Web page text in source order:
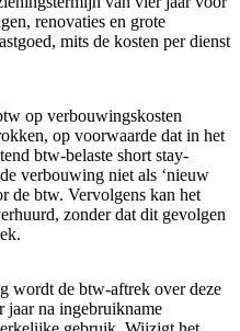
renovaties en grote
mits de kosten per dienst
op verbouwingskosten
op voorwaarde dat in het
btw-belaste short stay-
verbouwing niet als ‘nieuw
de btw. Vervolgens kan het
zonder dat dit gevolgen
wordt de btw-aftrek over deze
jaar na ingebruikname